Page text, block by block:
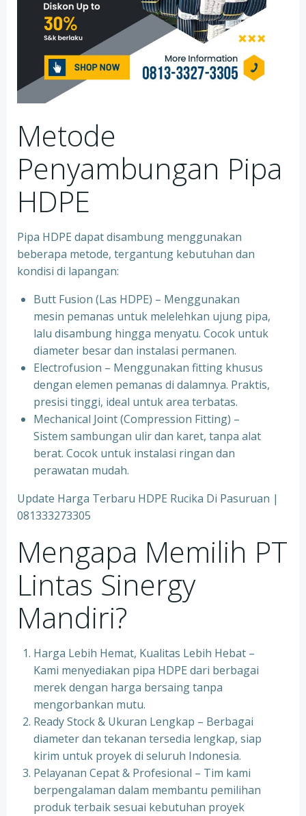
Metode
Penyambungan Pipa
HDPE
Pipa HDPE dapat disambung menggunakan
beberapa metode, tergantung kebutuhan dan
kondisi di lapangan:
Butt Fusion (Las HDPE) – Menggunakan
mesin pemanas untuk melelehkan ujung pipa,
lalu disambung hingga menyatu. Cocok untuk
diameter besar dan instalasi permanen.
Electrofusion – Menggunakan fitting khusus
dengan elemen pemanas di dalamnya. Praktis,
presisi tinggi, ideal untuk area terbatas.
Mechanical Joint (Compression Fitting) –
Sistem sambungan ulir dan karet, tanpa alat
berat. Cocok untuk instalasi ringan dan
perawatan mudah.
Update Harga Terbaru HDPE Rucika Di Pasuruan |
081333273305
Mengapa Memilih PT
Lintas Sinergy
Mandiri?
Harga Lebih Hemat, Kualitas Lebih Hebat –
Kami menyediakan pipa HDPE dari berbagai
merek dengan harga bersaing tanpa
mengorbankan mutu.
Ready Stock & Ukuran Lengkap – Berbagai
diameter dan tekanan tersedia lengkap, siap
kirim untuk proyek di seluruh Indonesia.
Pelayanan Cepat & Profesional – Tim kami
berpengalaman dalam membantu pemilihan
produk terbaik sesuai kebutuhan proyek